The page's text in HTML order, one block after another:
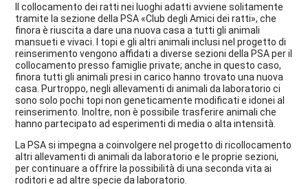
Il collocamento dei ratti nei luoghi adatti avviene solitamente
tramite la sezione della PSA «Club degli Amici dei ratti», che
finora è riuscita a dare una nuova casa a tutti gli animali
mansueti e vivaci. I topi e gli altri animali inclusi nel progetto di
reinserimento vengono affidati a diverse sezioni della PSA per il
collocamento presso famiglie private; anche in questo caso,
finora tutti gli animali presi in carico hanno trovato una nuova
casa. Purtroppo, negli allevamenti di animali da laboratorio ci
sono solo pochi topi non geneticamente modificati e idonei al
reinserimento. Inoltre, non è possibile trasferire animali che
hanno partecipato ad esperimenti di media o alta intensità.
La PSA si impegna a coinvolgere nel progetto di ricollocamento
altri allevamenti di animali da laboratorio e le proprie sezioni,
per continuare a offrire la possibilità di una seconda vita ai
roditori e ad altre specie da laboratorio.